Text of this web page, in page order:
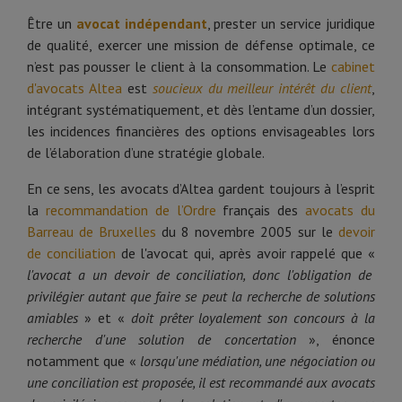
Être un avocat indépendant, prester un service juridique
de qualité, exercer une mission de défense optimale, ce
n’est pas pousser le client à la consommation. Le cabinet
d'avocats Altea est soucieux du meilleur intérêt du client,
intégrant systématiquement, et dès l’entame d’un dossier,
les incidences financières des options envisageables lors
de l’élaboration d’une stratégie globale.
En ce sens, les avocats d’Altea gardent toujours à l’esprit
la recommandation de l’Ordre français desavocats du
Barreau de Bruxelles du 8 novembre 2005 sur le devoir
de conciliation de l'avocat qui, après avoir rappelé que «
l'avocat a un devoir de conciliation, donc l'obligation de
privilégier autant que faire se peut la recherche de solutions
amiables » et « doit prêter loyalement son concours à la
recherche d'une solution de concertation», énonce
notamment que « lorsqu'une médiation, une négociation ou
une conciliation est proposée, il est recommandé aux avocats